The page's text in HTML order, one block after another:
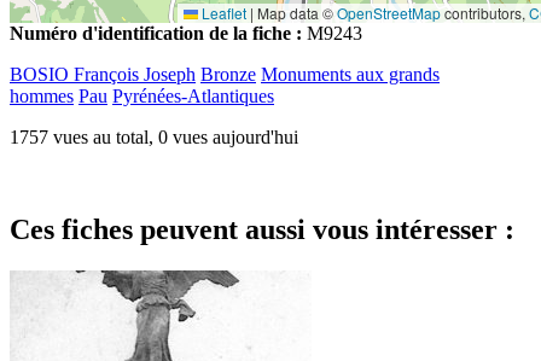
Leaflet | Map data ©OpenStreetMapcontributors,
Numéro d'identification de la fiche : M9243
BOSIO François Joseph Bronze Monuments aux grands
hommes Pau Pyrénées-Atlantiques
1757 vues au total, 0 vues aujourd'hui
Ces fiches peuvent aussi vous intéresser :